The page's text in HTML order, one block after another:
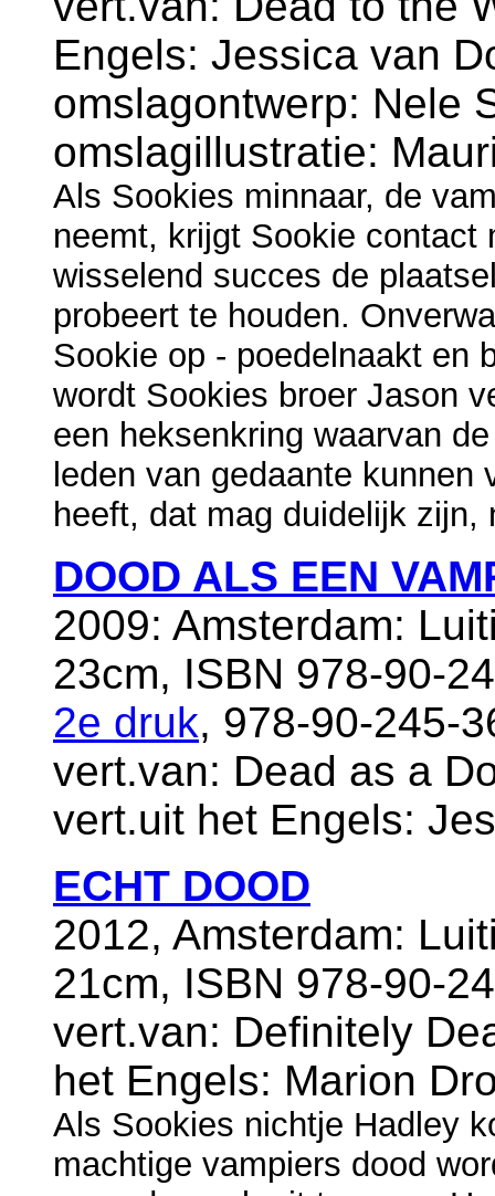
Engels: Jessica van
omslagontwerp: Nele
omslagillustratie:
Als Sookies minnaar, de
neemt, krijgt Sookie contact
wisselend succes de
probeert te houden.
Sookie op - poedelnaakt en
wordt Sookies broer Jason
een heksenkring waarvan
leden van gedaante
heeft, dat mag duidelijk
DOOD ALS EEN
2009: Amsterdam:
23cm, ISBN 978-90-
2e druk, 978-90-245-
vert.van: Dead as a
vert.uit het Engels:
ECHT DOOD
2012, Amsterdam:
21cm, ISBN 978-90-
vert.van: Definitely
het Engels: Marion
Als Sookies nichtje Hadley
machtige vampiers dood